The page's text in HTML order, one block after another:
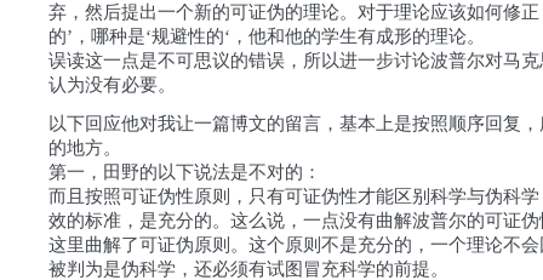
弃，然后提出一个新的可证伪的理论。对于理论应该如何修正
的’，哪种是‘规避性的‘，他和他的学生有成形的理论。
误读这一点是不可思议的错误，所以进一步讨论波普尔对马
认为没有必要。
以下回应他对我让一篇博文的留言，基本上是按照顺序回复
的地方。
第一，田野的以下说法是不对的：
而且按照可证伪性原则，只有可证伪性才能区别科学与伪科
效的标准，是充分的。这么说，一点没有曲解波普尔的可证
这里曲解了可证伪原则。这个原则不是充分的，一个理论不
被判为是伪科学，还必须有试图冒充科学的前提。